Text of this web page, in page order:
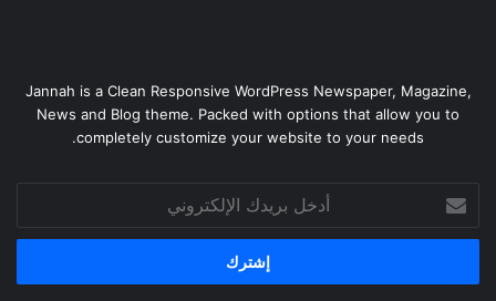
Jannah is a Clean Responsive WordPress Newspaper, Magazine,
News and Blog theme. Packed with options that allow you to
completely customize your website to your needs.
بريدك
الإلكتروني